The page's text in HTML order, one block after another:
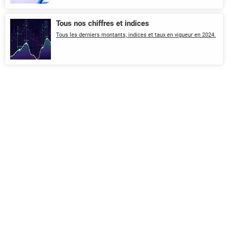
Tous nos chiffres et indices
Tous les derniers montants, indices et taux en vigueur en 2024.